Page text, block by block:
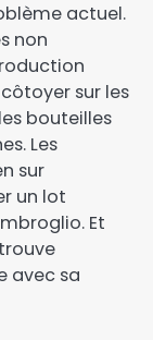
actuel.
non
sur les
bouteilles
Les
sur
un lot
Et
avec sa